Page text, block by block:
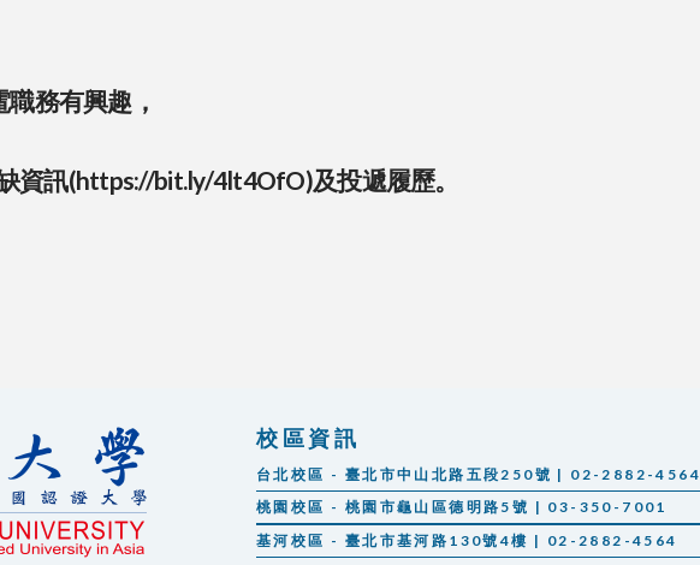
務有興趣，
資訊(https://bit.ly/4lt4OfO)及投遞履歷。
校區資訊
台北校區 - 臺北市中山北路五段250號 | 02-2882-4564
桃園校區 - 桃園市龜山區德明路5號 | 03-350-7001
基河校區 - 臺北市基河路130號4樓 | 02-2882-4564